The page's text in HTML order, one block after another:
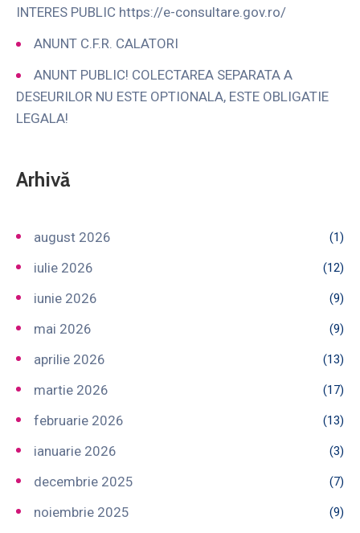
INTERES PUBLIC https://e-consultare.gov.ro/
ANUNT C.F.R. CALATORI
ANUNT PUBLIC! COLECTAREA SEPARATA A
DESEURILOR NU ESTE OPTIONALA, ESTE OBLIGATIE
LEGALA!
Arhivă
august 2026 (1)
iulie 2026 (12)
iunie 2026 (9)
mai 2026 (9)
aprilie 2026 (13)
martie 2026 (17)
februarie 2026 (13)
ianuarie 2026 (3)
decembrie 2025 (7)
noiembrie 2025 (9)